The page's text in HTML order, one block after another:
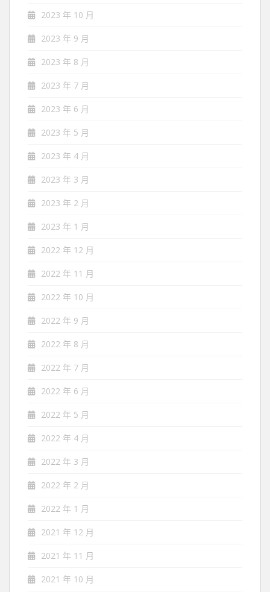
2023 年 10 月
2023 年 9 月
2023 年 8 月
2023 年 7 月
2023 年 6 月
2023 年 5 月
2023 年 4 月
2023 年 3 月
2023 年 2 月
2023 年 1 月
2022 年 12 月
2022 年 11 月
2022 年 10 月
2022 年 9 月
2022 年 8 月
2022 年 7 月
2022 年 6 月
2022 年 5 月
2022 年 4 月
2022 年 3 月
2022 年 2 月
2022 年 1 月
2021 年 12 月
2021 年 11 月
2021 年 10 月